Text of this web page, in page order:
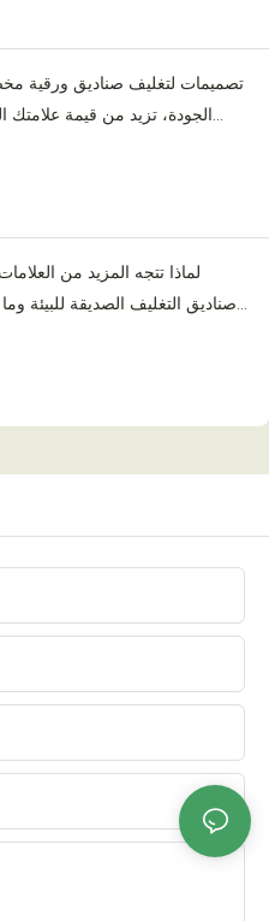
الجودة، تزيد من قيمة علامتك
لماذا تتجه المزيد من
صناديق التغليف الصديقة للبيئة